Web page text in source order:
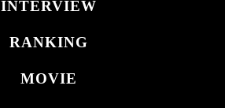
INTERVIEW
RANKING
MOVIE